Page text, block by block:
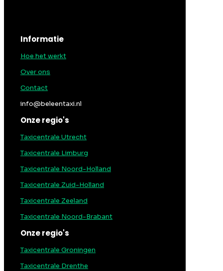
Informatie
Hoe het werkt
Over ons
Contact
info@beleentaxi.nl
Onze regio's
Taxicentrale Utrecht
Taxicentrale Limburg
Taxicentrale Noord-Holland
Taxicentrale Zuid-Holland
Taxicentrale Zeeland
Taxicentrale Noord-Brabant
Onze regio's
Taxicentrale Groningen
Taxicentrale Drenthe